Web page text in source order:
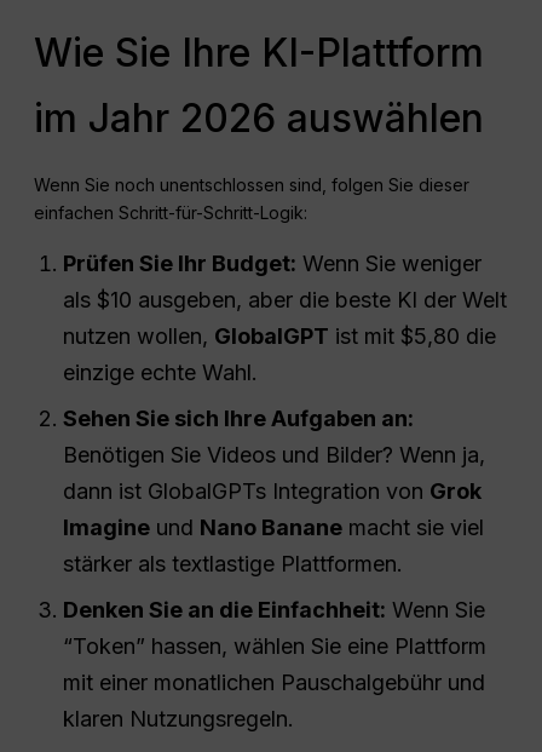
Wie Sie Ihre KI-Plattform
im Jahr 2026 auswählen
Wenn Sie noch unentschlossen sind, folgen Sie dieser
einfachen Schritt-für-Schritt-Logik:
Prüfen Sie Ihr Budget: Wenn Sie weniger
als $10 ausgeben, aber die beste KI der Welt
nutzen wollen, GlobalGPT ist mit $5,80 die
einzige echte Wahl.
Sehen Sie sich Ihre Aufgaben an:
Benötigen Sie Videos und Bilder? Wenn ja,
dann ist GlobalGPTs Integration von Grok
Imagine und Nano Banane macht sie viel
stärker als textlastige Plattformen.
Denken Sie an die Einfachheit: Wenn Sie
“Token” hassen, wählen Sie eine Plattform
mit einer monatlichen Pauschalgebühr und
klaren Nutzungsregeln.